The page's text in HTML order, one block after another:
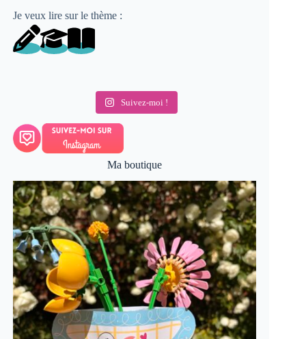
Je veux lire sur le thème :
Suivez-moi !
Ma boutique